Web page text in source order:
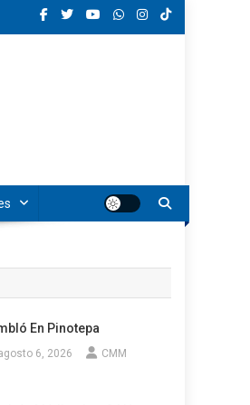
En Pinotepa
6, 2026 CMM